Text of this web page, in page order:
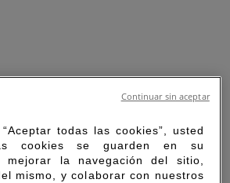
todas las cookies”, usted
cookies se guarden en su
mejorar la navegación del sitio,
mismo, y colaborar con nuestros
Continuar sin aceptar